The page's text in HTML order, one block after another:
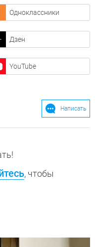
Одноклассники
Дзен
YouTube
Написать
, чтобы